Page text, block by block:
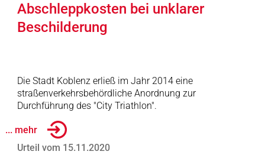
Abschleppkosten bei unklarer
Beschilderung
Die Stadt Koblenz erließ im Jahr 2014 eine
straßenverkehrsbehördliche Anordnung zur
Durchführung des "City Triathlon".
... mehr
Urteil vom 15.11.2020